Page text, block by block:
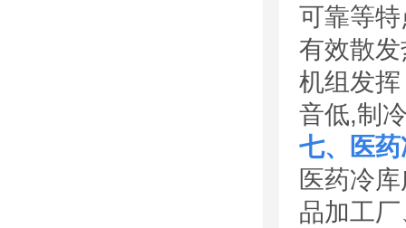
可靠等
有效散
机组发
音低,制
七、医
医药冷
品加工